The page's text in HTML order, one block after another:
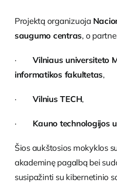
Projektą organizuoja
saugumo centras, o
·Vilniaus universiteto
informatikos fakultetas,
·Vilnius TECH,
· Kauno technologijos
Šios aukštosios mokyklos
akademinę pagalbą bei
susipažinti su kibernetinio